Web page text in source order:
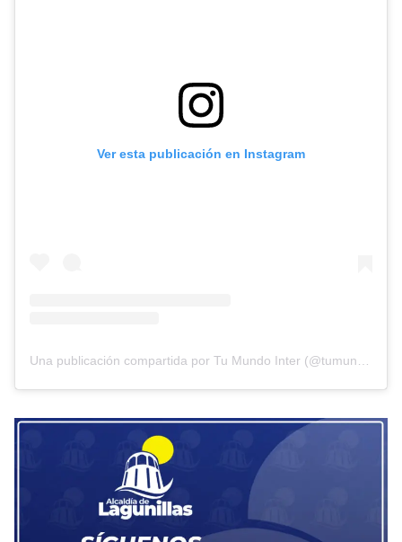
Ver esta publicación en Instagram
Una publicación compartida por Tu Mundo Inter (@tumundointer)